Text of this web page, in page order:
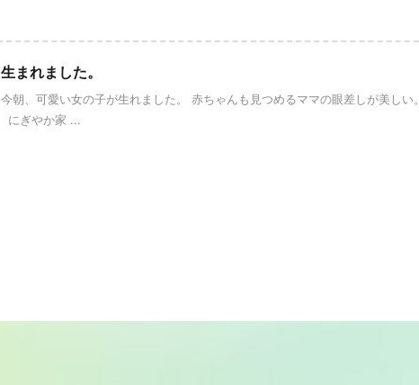
生まれました。
今朝、可愛い女の子が生れました。 赤ちゃんも見つめるママの眼差しが美しい。
にぎやか家 ...